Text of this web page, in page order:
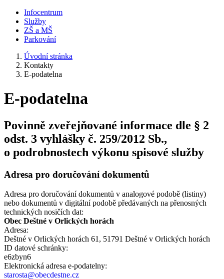
Infocentrum
Služby
ZŠ a MŠ
Parkování
Úvodní stránka
Kontakty
E-podatelna
E-podatelna
Povinně zveřejňované informace dle § 2
odst. 3 vyhlášky č. 259/2012 Sb.,
o podrobnostech výkonu spisové služby
Adresa pro doručování dokumentů
Adresa pro doručování dokumentů v analogové podobě (listiny)
nebo dokumentů v digitální podobě předávaných na přenosných
technických nosičích dat:
Obec Deštné v Orlických horách
Adresa:
Deštné v Orlických horách 61, 51791 Deštné v Orlických horách
ID datové schránky:
e6zbyn6
Elektronická adresa e‑podatelny:
starosta@obecdestne.cz